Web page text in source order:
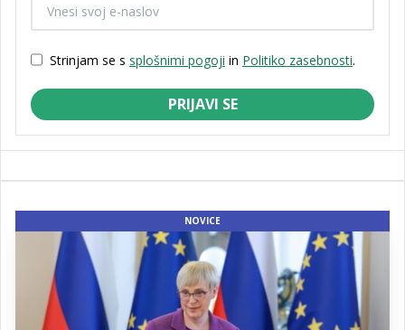
Strinjam se s splošnimi pogoji in Politiko zasebnosti.
PRIJAVI SE
NOVICE